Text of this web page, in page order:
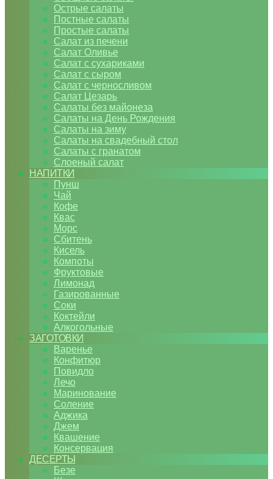
Острые салаты
Постные салаты
Простые салаты
Салат из печени
Салат Оливье
Салат с сухариками
Салат с сыром
Салат с черносливом
Салат Цезарь
Салаты без майонеза
Салаты на День Рождения
Салаты на зиму
Салаты на свадебный стол
Салаты с гранатом
Слоеный салат
НАПИТКИ
Пунш
Чай
Кофе
Квас
Морс
Сбитень
Кисель
Компоты
Фруктовые
Лимонад
Газированные
Соки
Коктейли
Алкогольные
ЗАГОТОВКИ
Варенье
Конфитюр
Повидло
Лечо
Маринование
Соление
Аджика
Джем
Квашение
Консервация
ДЕСЕРТЫ
Безе